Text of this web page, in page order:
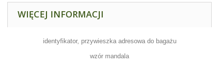
WIĘCEJ INFORMACJI
identyfikator, przywieszka adresowa do bagażu
wzór mandala